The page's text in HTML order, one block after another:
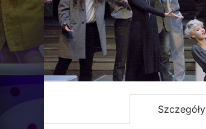
Szczegóły